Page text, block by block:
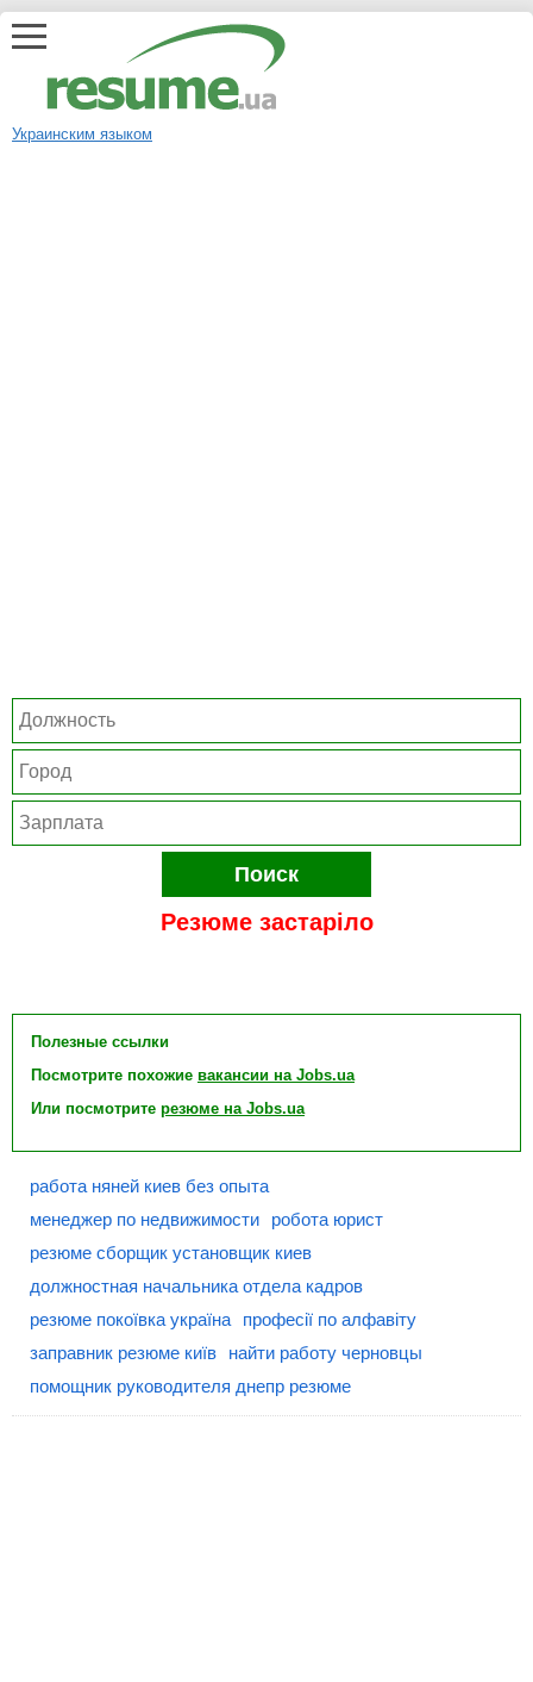
Украинским языком
Поиск
Резюме застаріло
Полезные ссылки
Посмотрите похожие вакансии на Jobs.ua
Или посмотрите резюме на Jobs.ua
работа няней киев без опыта
менеджер по недвижимости
робота юрист
резюме сборщик установщик киев
должностная начальника отдела кадров
резюме покоївка україна
професії по алфавіту
заправник резюме київ
найти работу черновцы
помощник руководителя днепр резюме